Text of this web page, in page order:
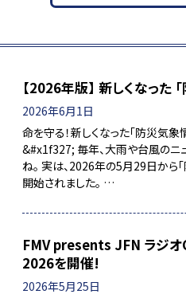
【2026年版】 新しくなった
2026年6月1日
命を守る！新しくなった「防災気
&#x1f327;️ 毎年、大雨や台風のニ
ね。 実は、2026年の5月29日から
開始されました。 …
FMV presents JFN ラジオ
2026を開催!
2026年5月25日